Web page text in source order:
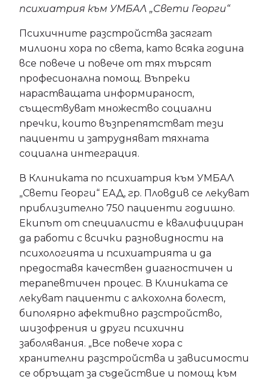
психиатрия към УМБАЛ „Свети Георги“
Психичните разстройства засягат
милиони хора по света, като всяка година
все повече и повече от тях търсят
професионална помощ. Въпреки
нарастващата информираност,
съществуват множество социални
пречки, които възпрепятстват тези
пациенти и затрудняват тяхната
социална интеграция.
В Клиниката по психиатрия към УМБАЛ
„Свети Георги“ ЕАД, гр. Пловдив се лекуват
приблизително 750 пациенти годишно.
Екипът от специалисти е квалифициран
да работи с всички разновидности на
психологията и психиатрията и да
предоставя качествен диагностичен и
терапевтичен процес. В Клиниката се
лекуват пациенти с алкохолна болест,
биполярно афективно разстройство,
шизофрения и други психични
заболявания. „Все повече хора с
хранителни разстройства и зависимости
се обръщат за съдействие и помощ към